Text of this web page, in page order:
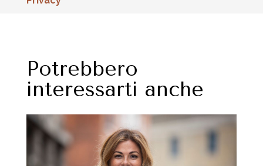
Potrebbero
interessarti anche